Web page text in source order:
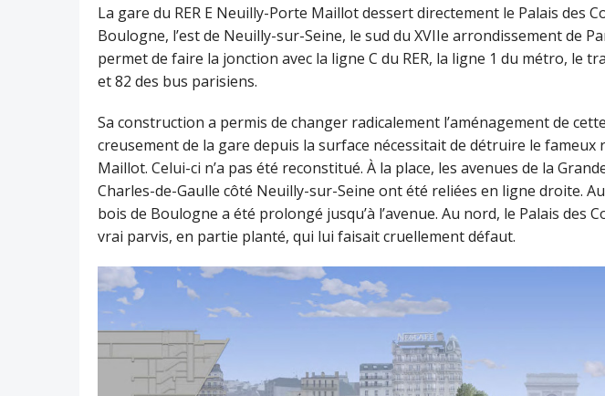
La gare du RER E Neuilly-Porte Maillot dessert directement le Palais des
Boulogne, l’est de Neuilly-sur-Seine, le sud du XVIIe arrondissement de
permet de faire la jonction avec la ligne C du RER, la ligne 1 du métro, le
et 82 des bus parisiens.
Sa construction a permis de changer radicalement l’aménagement de
creusement de la gare depuis la surface nécessitait de détruire le
Maillot. Celui-ci n’a pas été reconstitué. À la place, les avenues de la
Charles-de-Gaulle côté Neuilly-sur-Seine ont été reliées en ligne droite.
bois de Boulogne a été prolongé jusqu’à l’avenue. Au nord, le Palais des
vrai parvis, en partie planté, qui lui faisait cruellement défaut.